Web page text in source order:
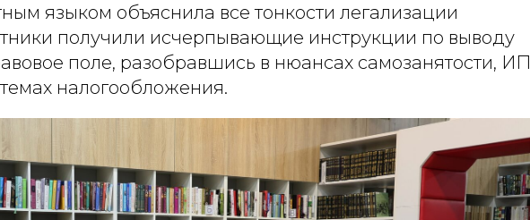
языком объяснила все тонкости легализации
получили исчерпывающие инструкции по выводу
поле, разобравшись в нюансах самозанятости, ИП
налогообложения.